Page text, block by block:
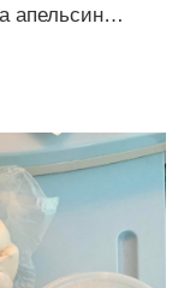
апельсин…